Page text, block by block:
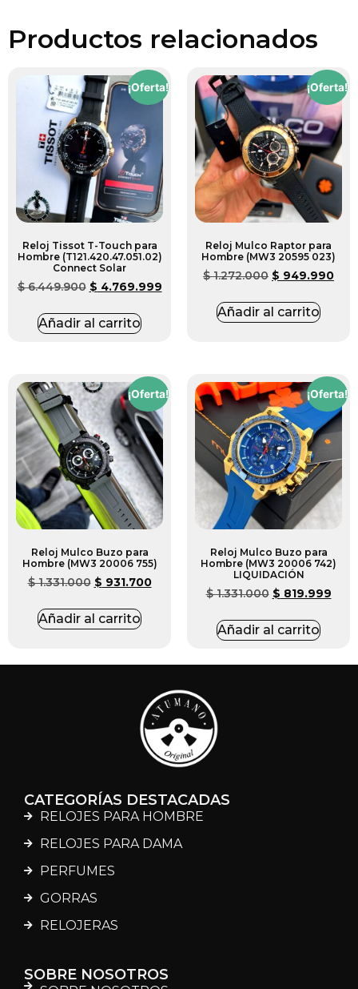
Productos relacionados
¡Oferta!
Reloj Tissot T-Touch para
Hombre (T121.420.47.051.02)
Connect Solar
$6.449.900 $ 4.769.999
Añadir al carrito
¡Oferta!
Reloj Mulco Raptor para
Hombre (MW3 20595 023)
$1.272.000 $ 949.990
Añadir al carrito
¡Oferta!
Reloj Mulco Buzo para
Hombre (MW3 20006 755)
$1.331.000 $ 931.700
Añadir al carrito
¡Oferta!
Reloj Mulco Buzo para
Hombre (MW3 20006 742)
LIQUIDACIÓN
$1.331.000 $ 819.999
Añadir al carrito
CATEGORÍAS DESTACADAS
RELOJES PARA HOMBRE
RELOJES PARA DAMA
PERFUMES
GORRAS
RELOJERAS
SOBRE NOSOTROS